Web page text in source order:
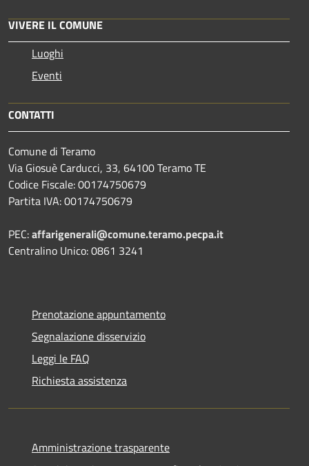
VIVERE IL COMUNE
Luoghi
Eventi
CONTATTI
Comune di Teramo
Via Giosuè Carducci, 33, 64100 Teramo TE
Codice Fiscale: 00174750679
Partita IVA: 00174750679
PEC:affarigenerali@comune.teramo.pecpa.it
Centralino Unico: 0861 3241
Prenotazione appuntamento
Segnalazione disservizio
Leggi le FAQ
Richiesta assistenza
Amministrazione trasparente